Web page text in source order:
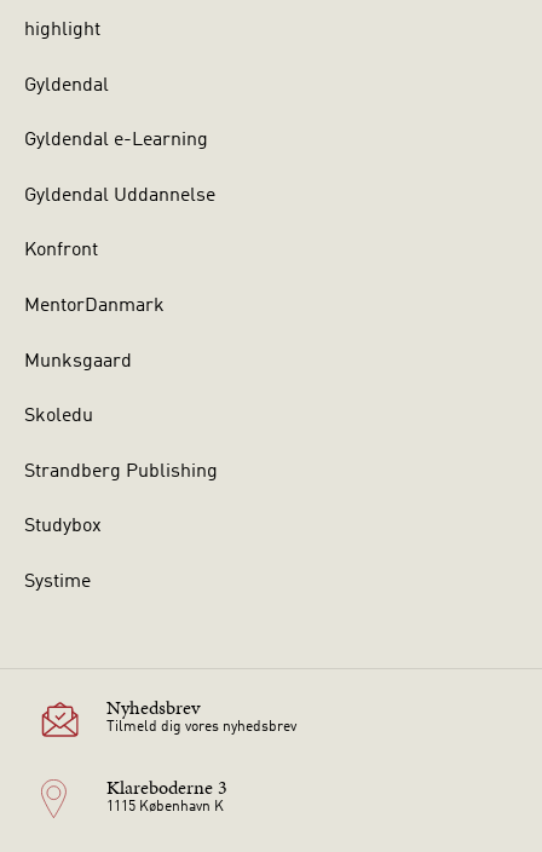
highlight
Gyldendal
Gyldendal e-Learning
Gyldendal Uddannelse
Konfront
MentorDanmark
Munksgaard
Skoledu
Strandberg Publishing
Studybox
Systime
Nyhedsbrev
Tilmeld dig vores nyhedsbrev
Klareboderne 3
1115 København K